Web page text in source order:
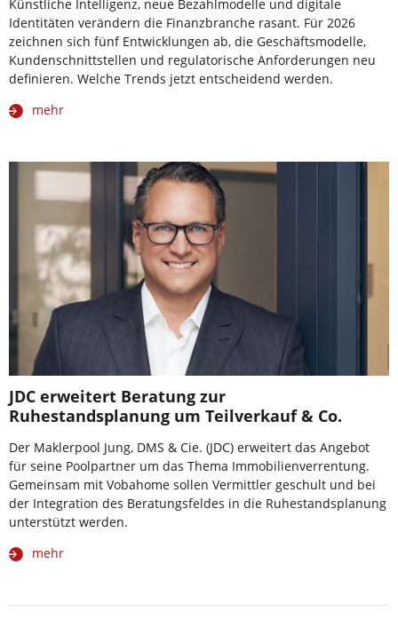
Künstliche Intelligenz, neue Bezahlmodelle und digitale
Identitäten verändern die Finanzbranche rasant. Für 2026
zeichnen sich fünf Entwicklungen ab, die Geschäftsmodelle,
Kundenschnittstellen und regulatorische Anforderungen neu
definieren. Welche Trends jetzt entscheidend werden.
mehr
JDC erweitert Beratung zur
Ruhestandsplanung um Teilverkauf & Co.
Der Maklerpool Jung, DMS & Cie. (JDC) erweitert das Angebot
für seine Poolpartner um das Thema Immobilienverrentung.
Gemeinsam mit Vobahome sollen Vermittler geschult und bei
der Integration des Beratungsfeldes in die Ruhestandsplanung
unterstützt werden.
mehr